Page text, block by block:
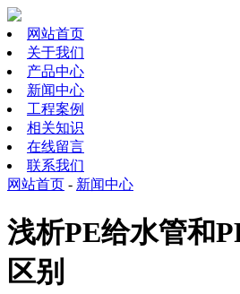
网站首页
关于我们
产品中心
新闻中心
工程案例
相关知识
在线留言
联系我们
网站首页 - 新闻中心
浅析PE给水管和
区别